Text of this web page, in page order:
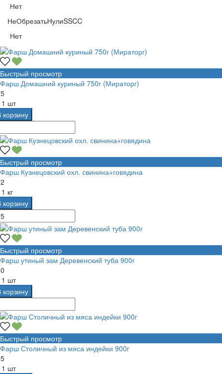
Нет
НеОбрезатьНулиSSCC
Нет
Быстрый просмотр
Фарш Домашний куриный 750г (Мираторг)
1 шт
корзину
Быстрый просмотр
Фарш Кузнецовский охл. свинина+говядина
1 кг
корзину
Быстрый просмотр
Фарш утиный зам Деревенский туба 900г
1 шт
корзину
Быстрый просмотр
Фарш Столичный из мяса индейки 900г
1 шт